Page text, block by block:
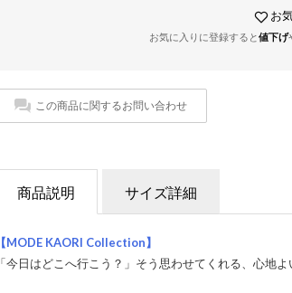
お
お気に入りに登録すると値下げ
この商品に関するお問い合わせ
商品説明 サイズ詳細
【MODE KAORI Collection】
「今日はどこへ行こう？」そう思わせてくれる、心地